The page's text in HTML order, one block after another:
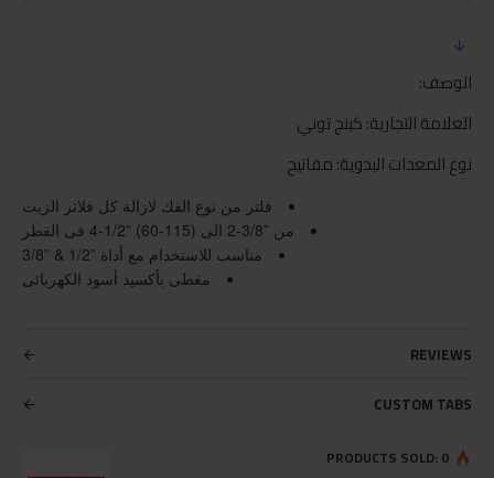
الوصف:
العلامة التجارية: كينج توني
نوع المعدات اليدوية: مفاتيح
فلتر من نوع الفك لازالة كل فلاتر الزيت
من 2-3/8” الى 4-1/2” (60-115) فى القطر
مناسب للاستخدام مع أداة 3/8” & 1/2”
مغطى بأكسيد أسود الكهربائى
REVIEWS
CUSTOM TABS
PRODUCTS SOLD: 0